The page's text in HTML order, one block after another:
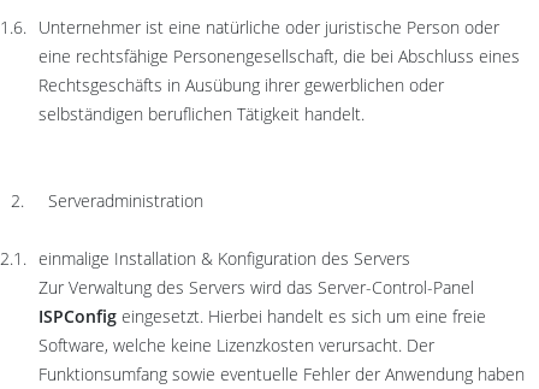
Unternehmer ist eine natürliche oder juristische Person oder
eine rechtsfähige Personengesellschaft, die bei Abschluss eines
Rechtsgeschäfts in Ausübung ihrer gewerblichen oder
selbständigen beruflichen Tätigkeit handelt.
Serveradministration
einmalige Installation & Konfiguration des Servers
Zur Verwaltung des Servers wird das Server-Control-Panel
ISPConfig eingesetzt. Hierbei handelt es sich um eine freie
Software, welche keine Lizenzkosten verursacht. Der
Funktionsumfang sowie eventuelle Fehler der Anwendung haben